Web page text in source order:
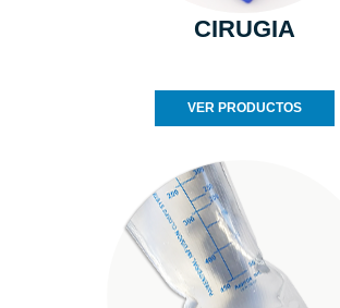
CIRUGIA
VER PRODUCTOS